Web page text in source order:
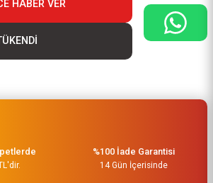
HABER VER
%100 İade Garantisi
14 Gün İçerisinde